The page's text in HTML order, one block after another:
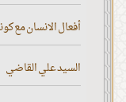
أفعال الانسان مع
السيد علي القاضي